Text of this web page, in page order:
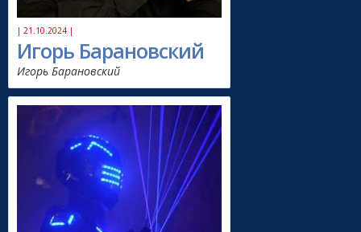
| 21.10.2024 |
Игорь Барановский
Игорь Барановский